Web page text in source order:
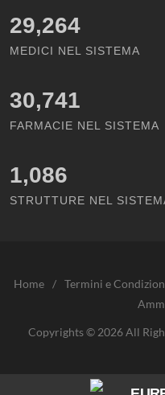
29,264
MEDICI NEL SISTEMA
30,741
FARMACIE NEL SISTEMA
1,086
STRUTTURE NEL
Home / Termini e
Copyrights © 2026 All